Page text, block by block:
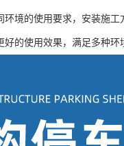
境的使用要求，安装施
的使用效果，满足多种环